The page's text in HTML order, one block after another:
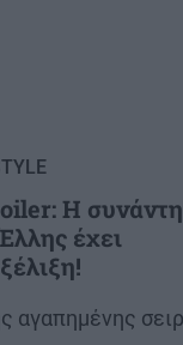
Η
έχει
αγαπημένης